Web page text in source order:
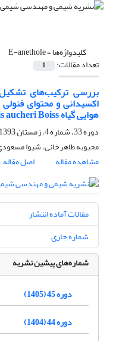
کلیدواژه‌ها =E-anethole
تعداد مقالات: 1
بررسی ترکیب‌های
اکسیدانی و محتوای
هوایی گیاه Phlomis aucheri Boiss رویشی در ایران
دوره 33، شماره 4، زمستان 1393، صفحه
محبوبه طاهرخانی، شیوا
مشاهده مقاله
اصل مقاله
مقالات آماده انتشار
شماره جاری
شماره‌های پیشین نشریه
دوره 45 (1405)
دوره 44 (1404)